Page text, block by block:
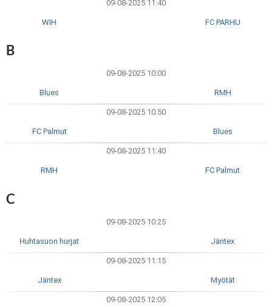
09-08-2025 11:40
WIH FC PARHU
B
09-08-2025 10:00
Blues RMH
09-08-2025 10:50
FC Palmut Blues
09-08-2025 11:40
RMH FC Palmut
C
09-08-2025 10:25
Huhtasuon hurjat Jäntex
09-08-2025 11:15
Jäntex Myötät
09-08-2025 12:05